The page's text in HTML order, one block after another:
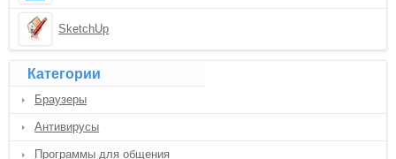
SketchUp
Категории
Браузеры
Антивирусы
Программы для общения